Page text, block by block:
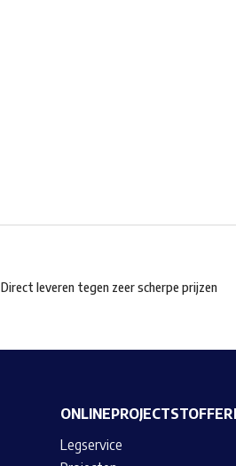
Direct leveren tegen zeer scherpe prijzen
Legservice